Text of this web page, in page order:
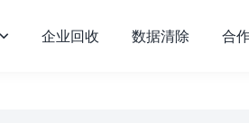
企业回收 数据清除 合